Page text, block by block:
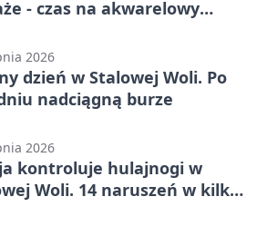
- czas na akwarelowy
2026
dzień w Stalowej Woli. Po
nadciągną burze
2026
kontroluje hulajnogi w
Woli. 14 naruszeń w kilka